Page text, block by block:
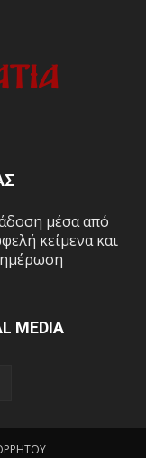
μέσα από
κείμενα και
MEDIA